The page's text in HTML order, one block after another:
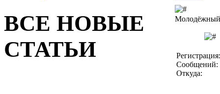
ВСЕ НОВЫЕ
СТАТЬИ
Молодёжный
Сообщений:
Откуда: